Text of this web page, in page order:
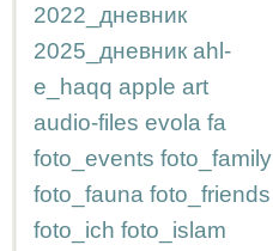
2022_дневник
2025_дневник ahl-
e_haqq apple art
audio-files evola fa
foto_events foto_family
foto_fauna foto_friends
foto_ich foto_islam